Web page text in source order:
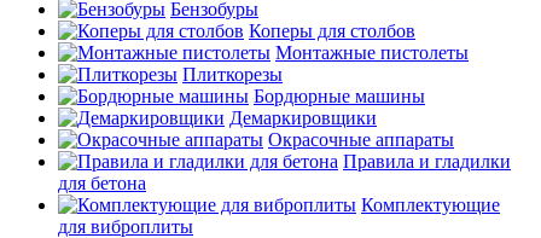
Бензобуры
Коперы для столбов
Монтажные пистолеты
Плиткорезы
Бордюрные машины
Демаркировщики
Окрасочные аппараты
Правила и гладилки
для бетона
Комплектующие
для виброплиты